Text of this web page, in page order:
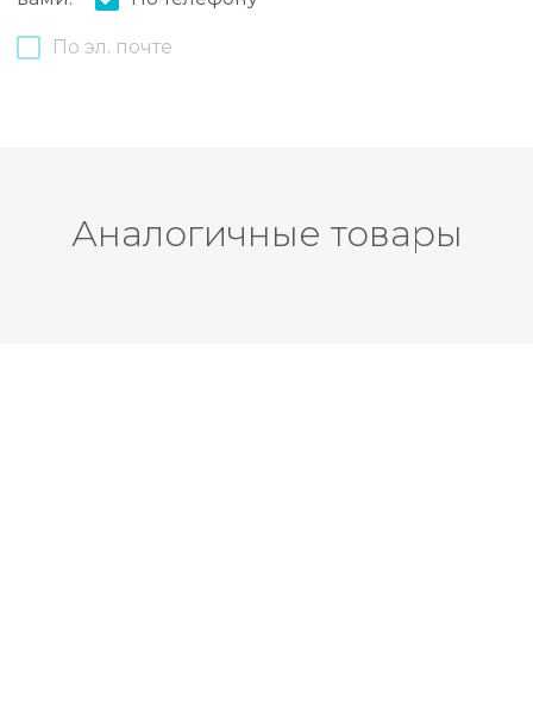
По эл. почте
Аналогичные товары